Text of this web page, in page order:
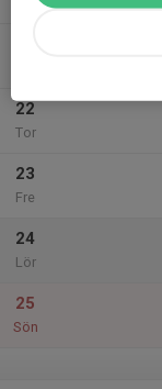
22
Tor
23
Fre
24
Lör
25
Sön